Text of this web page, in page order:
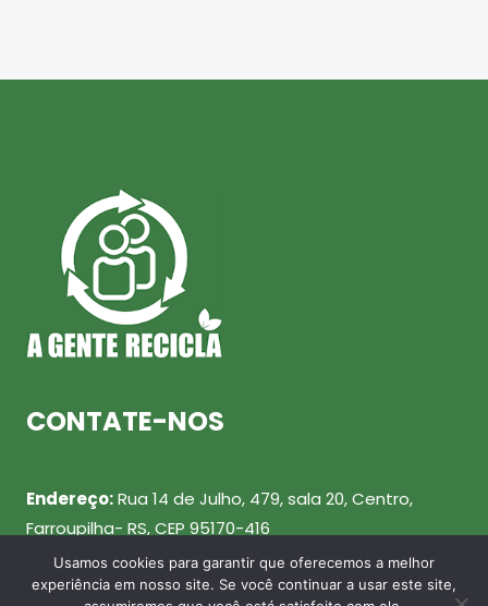
CONTATE-NOS
Endereço:Rua 14 de Julho, 479, sala 20, Centro,
Farroupilha- RS, CEP 95170-416
Telefone: (54) 99943-0461
Usamos cookies para garantir que oferecemos a melhor
experiência em nosso site. Se você continuar a usar este site,